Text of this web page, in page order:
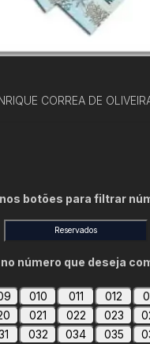
CORREA DE
botões para filtrar
Reservados
número que deseja
010 011 012
021 022 023
032 034 035